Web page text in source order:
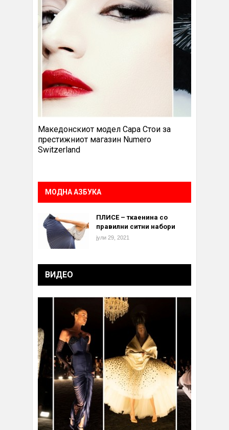
Македонскиот модел Сара Стои за
престижниот магазин Numero
Switzerland
МОДНА АЗБУКА
ПЛИСЕ – ткаенина со
правилни ситни набори
јули 29, 2021
ВИДЕО